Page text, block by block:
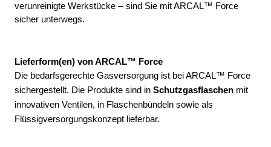
verunreinigte Werkstücke – sind Sie mit ARCAL™ Force
sicher unterwegs.
Lieferform(en) von ARCAL™ Force
Die bedarfsgerechte Gasversorgung ist bei ARCAL™ Force
sichergestellt. Die Produkte sind in Schutzgasflaschen mit
innovativen Ventilen, in Flaschenbündeln sowie als
Flüssigversorgungskonzept lieferbar.